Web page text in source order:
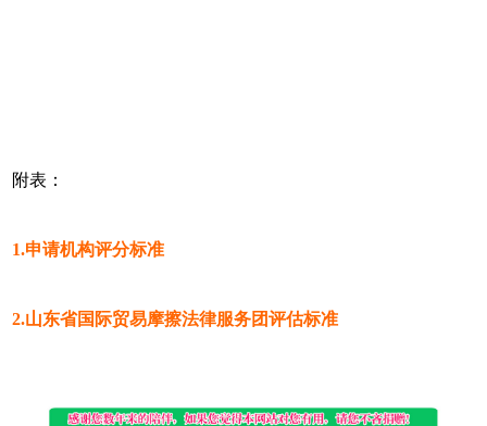
附表：
1.申请机构评分标准
2.山东省国际贸易摩擦法律服务团评估标准